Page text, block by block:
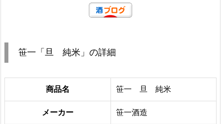
笹一「旦 純米」の詳細
商品名 笹一 旦 純米
メーカー 笹一酒造